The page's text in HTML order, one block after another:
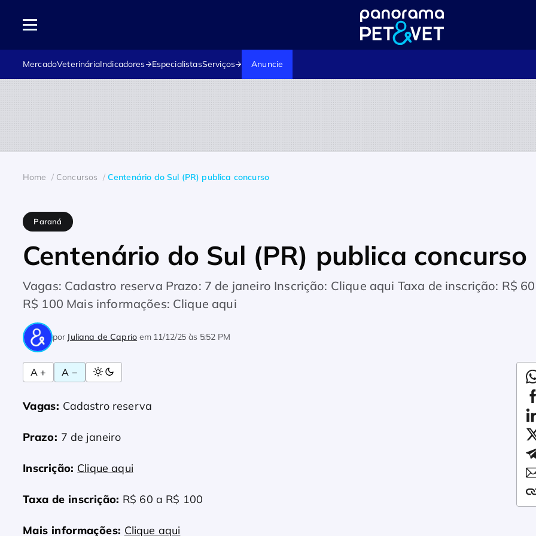
MercadoVeterináriaIndicadores EspecialistasServiços Anuncie
Home Concursos Centenário do Sul (PR) publica concurso
Paraná
Centenário do Sul (PR) publica concurso
Vagas: Cadastro reserva Prazo: 7 de janeiro Inscrição: Clique aqui Taxa de inscrição: R$
R$ 100 Mais informações: Clique aqui
por Juliana de Caprio em 11/12/25 às 5:52 PM
A + A −
Vagas: Cadastro reserva
Prazo: 7 de janeiro
Inscrição: Clique aqui
Taxa de inscrição: R$ 60 a R$ 100
Mais informações: Clique aqui